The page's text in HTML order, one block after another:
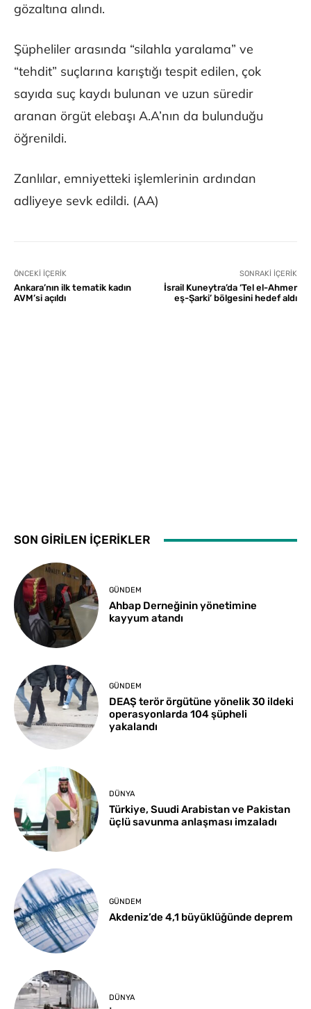
gözaltına alındı.
Şüpheliler arasında “silahla yaralama” ve
“tehdit” suçlarına karıştığı tespit edilen, çok
sayıda suç kaydı bulunan ve uzun süredir
aranan örgüt elebaşı A.A’nın da bulunduğu
öğrenildi.
Zanlılar, emniyetteki işlemlerinin ardından
adliyeye sevk edildi. (AA)
ÖNCEKI İÇERIK
Ankara’nın ilk tematik kadın
AVM’si açıldı
SONRAKI İÇERIK
İsrail Kuneytra’da ‘Tel el-Ahmer
eş-Şarki’ bölgesini hedef aldı
SON GİRİLEN İÇERİKLER
GÜNDEM
Ahbap Derneğinin yönetimine
kayyum atandı
GÜNDEM
DEAŞ terör örgütüne yönelik 30 ildeki
operasyonlarda 104 şüpheli
yakalandı
DÜNYA
Türkiye, Suudi Arabistan ve Pakistan
üçlü savunma anlaşması imzaladı
GÜNDEM
Akdeniz’de 4,1 büyüklüğünde deprem
DÜNYA